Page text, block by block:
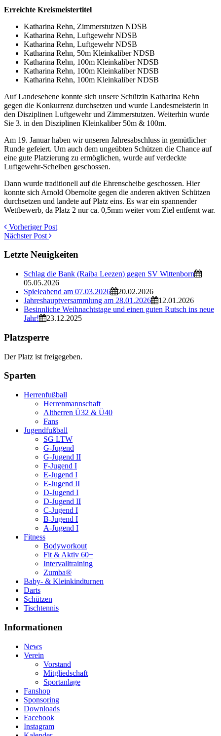
Erreichte Kreismeistertitel
Katharina Rehn, Zimmerstutzen NDSB
Katharina Rehn, Luftgewehr NDSB
Katharina Rehn, Luftgewehr NDSB
Katharina Rehn, 50m Kleinkaliber NDSB
Katharina Rehn, 100m Kleinkaliber NDSB
Katharina Rehn, 100m Kleinkaliber NDSB
Katharina Rehn, 100m Kleinkaliber NDSB
Auf Landesebene konnte sich unsere Schützin Katharina Rehn
gegen die Konkurrenz durchsetzen und wurde Landesmeisterin in
den Disziplinen Luftgewehr und Zimmerstutzen. Weiterhin wurde
Sie 3. in den Disziplinen Kleinkaliber 50m & 100m.
Am 19. Januar haben wir unseren Jahresabschluss in gemütlicher
Runde gefeiert. Um auch dem ungeübten Schützen die Chance auf
eine gute Platzierung zu ermöglichen, wurde auf verdeckte
Luftgewehr-Scheiben geschossen.
Dann wurde traditionell auf die Ehrenscheibe geschossen. Hier
konnte sich Arnold Obernolte gegen die anderen aktiven Schützen
durchsetzen und landete auf Platz eins. Es war ein spannender
Wettbewerb, da Platz 2 nur ca. 0,5mm weiter vom Ziel entfernt war.
Vorheriger Post
Nächster Post
Letzte Neuigkeiten
Schlag die Bank (Raiba Leezen) gegen SV Wittenborn
05.05.2026
Spieleabend am 07.03.2026
20.02.2026
Jahreshauptversammlung am 28.01.2026
12.01.2026
Besinnliche Weihnachtstage und einen guten Rutsch ins neue
Jahr!
23.12.2025
Platzsperre
Der Platz ist freigegeben.
Sparten
Herrenfußball
Herrenmannschaft
Altherren Ü32 & Ü40
Fans
Jugendfußball
SG LTW
G-Jugend
G-Jugend II
F-Jugend I
E-Jugend I
E-Jugend II
D-Jugend I
D-Jugend II
C-Jugend I
B-Jugend I
A-Jugend I
Fitness
Bodyworkout
Fit & Aktiv 60+
Intervalltraining
Zumba®
Baby- & Kleinkindturnen
Darts
Schützen
Tischtennis
Informationen
News
Verein
Vorstand
Mitgliedschaft
Sportanlage
Fanshop
Sponsoring
Downloads
Facebook
Instagram